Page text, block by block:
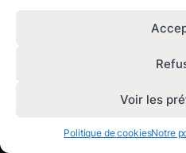
Voir les
Politique de cookiesNotre